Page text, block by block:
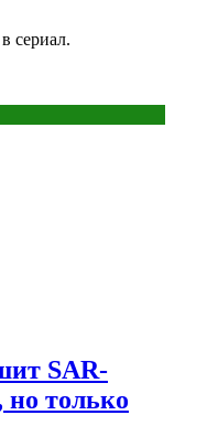
сериал.
SAR-
но только